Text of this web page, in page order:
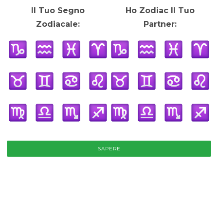
Il Tuo Segno
Zodiacale:
Ho Zodiac Il Tuo
Partner:
SAPERE